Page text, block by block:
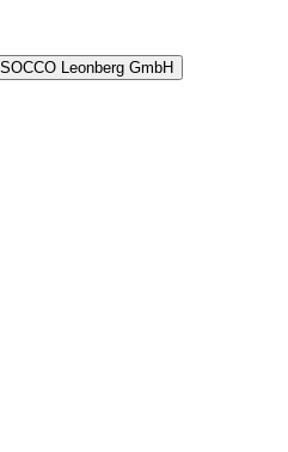
SOCCO Leonberg GmbH